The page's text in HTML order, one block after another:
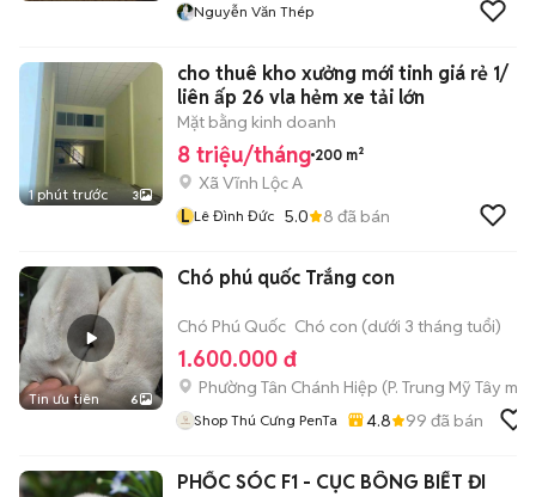
Nguyễn Văn Thép
1 phút trước 3
cho thuê kho xưởng mới tinh giá rẻ 1/
liên ấp 26 vla hẻm xe tải lớn
Mặt bằng kinh doanh
8 triệu/tháng 200 m²
Xã Vĩnh Lộc A
L Lê Đình Đức 5.0 8 đã bán
Tin ưu tiên 6
Chó phú quốc Trắng con
Chó Phú Quốc Chó con (dưới 3 tháng tuổi)
1.600.000 đ
Phường Tân Chánh Hiệp (P. Trung Mỹ Tây mới)
Shop Thú Cưng PenTa 4.8 99 đã bán
PHỐC SÓC F1 - CỤC BÔNG BIẾT ĐI